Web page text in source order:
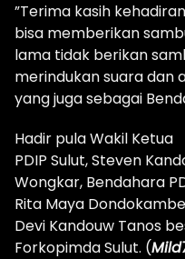
”Terima kasih
bisa memberikan
lama tidak berikan
merindukan suara dan
yang juga sebagai
Hadir pula Wakil Ketua
PDIP Sulut, Steven
Wongkar, Bendahara
Rita Maya
Devi Kandouw Tanos
Forkopimda Sulut. (